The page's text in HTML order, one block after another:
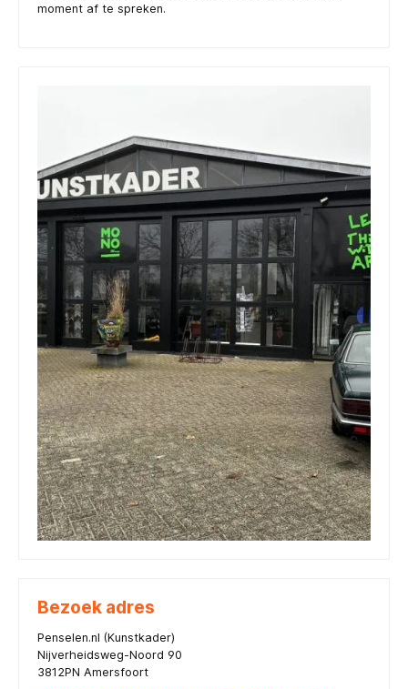
moment af te spreken.
Bezoek adres
Penselen.nl (Kunstkader)
Nijverheidsweg-Noord 90
3812PN Amersfoort